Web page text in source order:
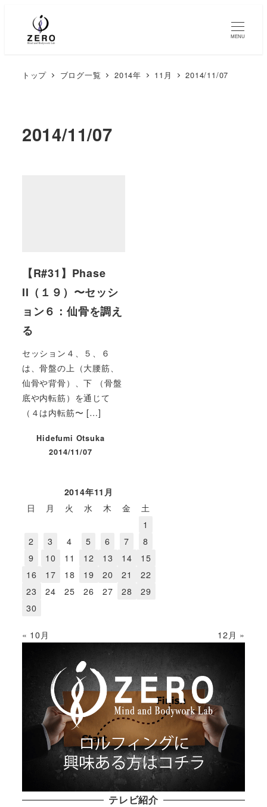
MENU
トップ ブログ一覧 2014年 11月 2014/11/07
2014/11/07
【R#31】Phase
II（１９）〜セッシ
ョン６：仙骨を調え
る
セッション４、５、６
は、骨盤の上（大腰筋、
仙骨や背骨）、下 （骨盤
底や内転筋）を通じて
（４は内転筋〜 […]
Hidefumi Otsuka
投稿日
2014/11/07
2014年11月
日
月 火 水 木 金
土
1
2
3 4 5 6 7
8
9
10 11 12 13 14
15
16
17 18 19 20 21
22
23
24 25 26 27 28
29
30
« 10月 12月 »
テレビ紹介